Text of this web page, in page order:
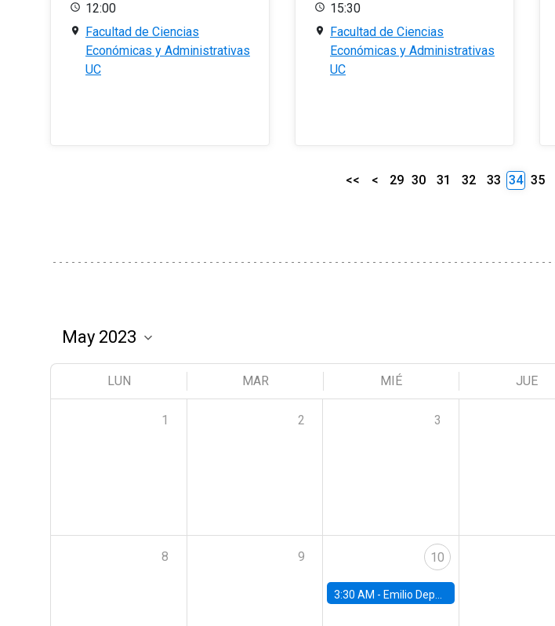
12:00
Facultad de Ciencias
Económicas y Administrativas
UC
15:30
Facultad de Ciencias
Económicas y Administrativas
UC
<< < 29 30 31 32 33 34 35
LUN MAR MIÉ JUE
1 2 3
8 9 10
3:30 AM - Emilio Depetris-Chauvín, Universidad Católica